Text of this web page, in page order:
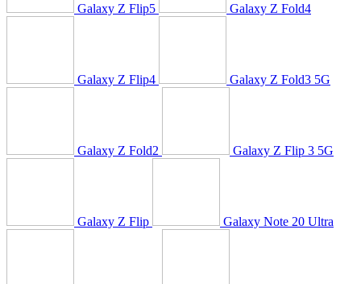
Galaxy Z Flip5 Galaxy Z Fold4
Galaxy Z Flip4 Galaxy Z Fold3 5G
Galaxy Z Fold2 Galaxy Z Flip 3 5G
Galaxy Z Flip Galaxy Note 20 Ultra